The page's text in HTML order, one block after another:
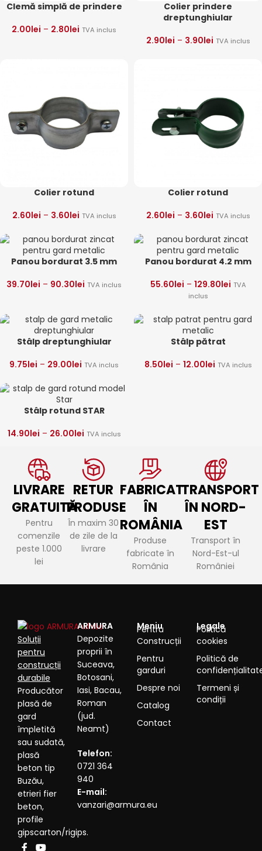
Clemă simplă de prindere
2.00lei – 2.80lei TVA inclus
Colier prindere
dreptunghiular
2.90lei – 3.90lei TVA inclus
Colier rotund
2.60lei – 3.60lei TVA inclus
Colier rotund
2.60lei – 3.60lei TVA inclus
Panou bordurat 3.5 mm
39.70lei – 90.30lei TVA inclus
Panou bordurat 4.2 mm
55.60lei – 129.80lei TVA
inclus
Stâlp dreptunghiular
9.75lei – 29.00lei TVA inclus
Stâlp pătrat
8.50lei – 12.00lei TVA inclus
Stâlp rotund STAR
14.90lei – 26.00lei TVA inclus
LIVRARE
GRATUITĂ
Pentru
comenzile
peste 1.000
lei
RETUR
PRODUSE
În maxim 30
de zile de la
livrare
FABRICAT
ÎN
ROMÂNIA
Produse
fabricate în
România
TRANSPORT
ÎN NORD-
EST
Transport în
Nord-Est-ul
României
Soluții
pentru
construcții
durabile
Producător
plasă de
gard
împletită
sau sudată,
plasă
beton tip
Buzău,
etrieri fier
beton,
profile
gipscarton/rigips.
ARMURA
Depozite
proprii în
Suceava,
Botosani,
Iasi, Bacau,
Roman
(jud.
Neamt)
Telefon:
0721 364
940
E-mail:
vanzari@armura.eu
Meniu
Pentru
Construcții
Pentru
garduri
Despre noi
Catalog
Contact
Legale
Politică
cookies
Politică de
Termeni și
condiții